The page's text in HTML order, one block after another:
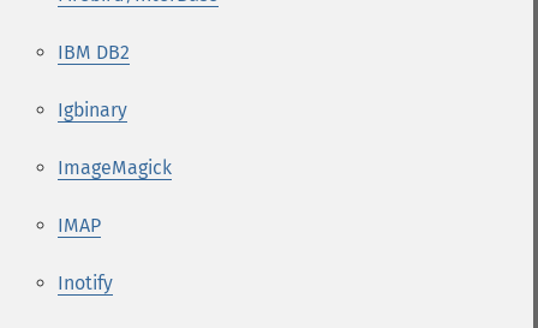
IBM DB2
Igbinary
ImageMagick
IMAP
Inotify